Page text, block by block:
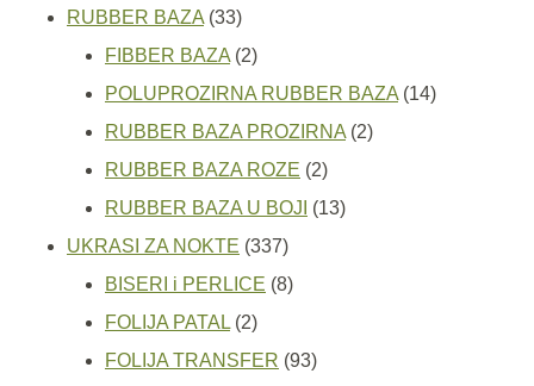
RUBBER BAZA 3333
proizvoda
FIBBER BAZA 22
proizvoda
POLUPROZIRNA RUBBER BAZA 1414
RUBBER BAZA PROZIRNA 22
RUBBER BAZA ROZE 22
proizvoda
RUBBER BAZA U BOJI 1313
UKRASI ZA NOKTE 337337
proizvoda
BISERI i PERLICE 88
FOLIJA PATAL 22
proizvoda
FOLIJA TRANSFER 9393